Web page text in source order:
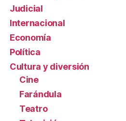
Judicial
Internacional
Economía
Política
Cultura y diversión
Cine
Farándula
Teatro